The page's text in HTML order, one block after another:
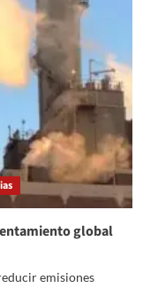
global
emisiones